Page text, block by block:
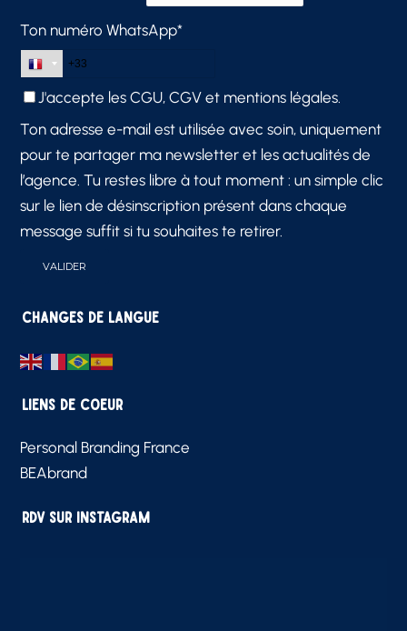
Ton numéro WhatsApp*
J'accepte lesCGU, CGV et mentions légales.
Ton adresse e-mail est utilisée avec soin, uniquement
pour te partager ma newsletter et les actualités de
l’agence. Tu restes libre à tout moment : un simple clic
sur le lien de désinscription présent dans chaque
message suffit si tu souhaites te retirer.
Changes de langue
Liens de Coeur
Personal Branding France
BEAbrand
RDV sur Instagram